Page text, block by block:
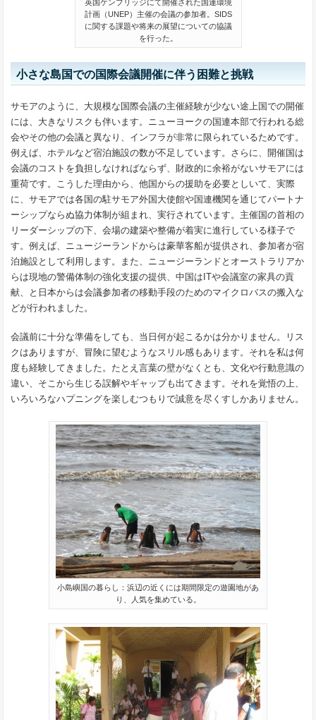
英国ケンブリッジにて開催された国連環境
計画（UNEP）主催の会議の参加者。SIDS
に関する課題や将来の展望についての協議
を行った。
小さな島国での国際会議開催に伴う困難と挑戦
サモアのように、大規模な国際会議の主催経験が少ない途上国での開催
には、大きなリスクも伴います。ニューヨークの国連本部で行われる総
会やその他の会議と異なり、インフラが非常に限られているためです。
例えば、ホテルなど宿泊施設の数が不足しています。さらに、開催国は
会議のコストを負担しなければならず、財政的に余裕がないサモアには
重荷です。こうした理由から、他国からの援助を必要としいて、実際
に、サモアでは各国の駐サモア外国大使館や国連機関を通じてパートナ
ーシップならぬ協力体制が組まれ、実行されています。主催国の首相の
リーダーシップの下、会場の建築や整備が着実に進行している様子で
す。例えば、ニュージーランドからは豪華客船が提供され、参加者が宿
泊施設として利用します。また、ニュージーランドとオーストラリアか
らは現地の警備体制の強化支援の提供、中国はITや会議室の家具の貢
献、と日本からは会議参加者の移動手段のためのマイクロバスの搬入な
どが行われました。
会議前に十分な準備をしても、当日何が起こるかは分かりません。リス
クはありますが、冒険に望むようなスリル感もあります。それを私は何
度も経験してきました。たとえ言葉の壁がなくとも、文化や行動意識の
違い、そこから生じる誤解やギャップも出てきます。それを覚悟の上、
いろいろなハプニングを楽しむつもりで誠意を尽くすしかありません。
小島嶼国の暮らし：浜辺の近くには期間限定の遊園地があ
り、人気を集めている。